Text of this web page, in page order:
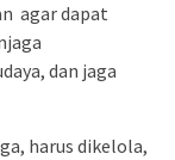
agar dapat
dan jaga
harus dikelola,